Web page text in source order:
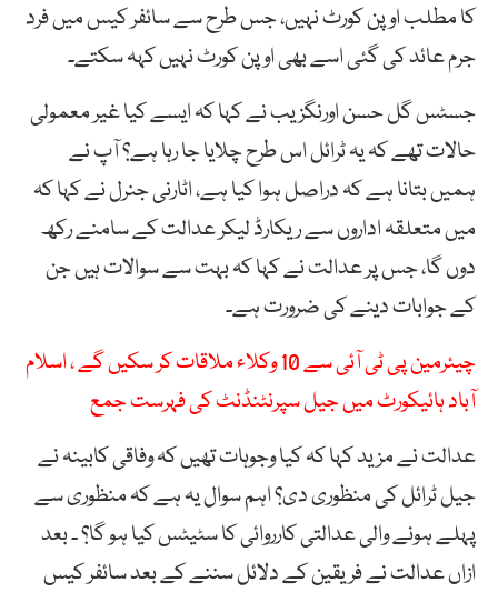
کا مطلب اوپن کورٹ نہیں، جس طرح سے سائفر کیس میں فرد
جرم عائد کی گئی اسے بھی اوپن کورٹ نہیں کہہ سکتے۔
جسٹس گل حسن اورنگزیب نے کہا کہ ایسے کیا غیر معمولی
حالات تھے کہ یہ ٹرائل اس طرح چلایا جا رہا ہے؟ آپ نے
ہمیں بتانا ہے کہ دراصل ہوا کیا ہے، اٹارنی جنرل نے کہا کہ
میں متعلقہ اداروں سے ریکارڈ لیکر عدالت کے سامنے رکھ
دوں گا، جس پر عدالت نے کہا کہ بہت سے سوالات ہیں جن
کے جوابات دینے کی ضرورت ہے۔
چیئرمین پی ٹی آئی سے 10 وکلاء ملاقات کر سکیں گے ، اسلام
آباد ہائیکورٹ میں جیل سپرنٹنڈنٹ کی فہرست جمع
عدالت نے مزید کہا کہ کیا وجوہات تھیں کہ وفاقی کابینہ نے
جیل ٹرائل کی منظوری دی؟ اہم سوال یہ ہے کہ منظوری سے
پہلے ہونے والی عدالتی کارروائی کا سٹیٹس کیا ہو گا؟ ۔ بعد
ازاں عدالت نے فریقین کے دلائل سننے کے بعد سائفر کیس